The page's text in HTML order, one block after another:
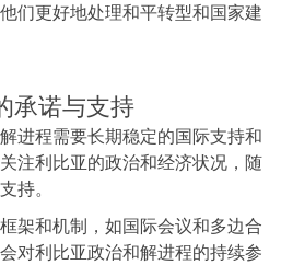
们更好地处理和平转型和国家建
承诺与支持
进程需要长期稳定的国际支持和
注利比亚的政治和经济状况，随
持。
架和机制，如国际会议和多边合
对利比亚政治和解进程的持续参